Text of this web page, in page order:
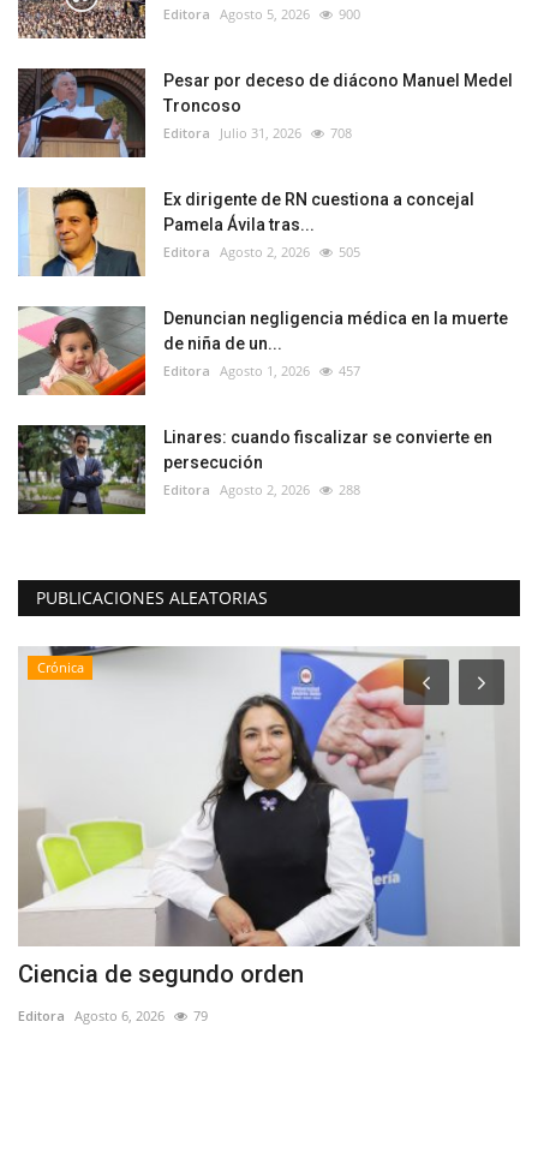
Editora Agosto 5, 2026 900
Pesar por deceso de diácono Manuel Medel
Troncoso
Editora Julio 31, 2026 708
Ex dirigente de RN cuestiona a concejal
Pamela Ávila tras...
Editora Agosto 2, 2026 505
Denuncian negligencia médica en la muerte
de niña de un...
Editora Agosto 1, 2026 457
Linares: cuando fiscalizar se convierte en
persecución
Editora Agosto 2, 2026 288
PUBLICACIONES ALEATORIAS
Crónica
Ciencia de segundo orden
Editora Agosto 6, 2026 79